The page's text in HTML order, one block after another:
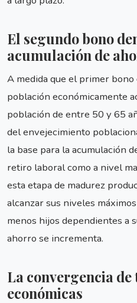
El segundo bono
acumulación de
A medida que el primer bono
población económicamente
población de entre 50 y 65
del envejecimiento
la base para la acumulación
retiro laboral como a nivel
esta etapa de madurez
alcanzar sus niveles
menos hijos dependientes a
ahorro se incrementa.
La convergencia
económicas